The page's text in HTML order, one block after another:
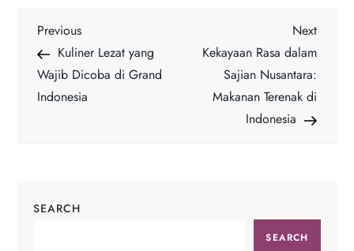
P
o
s
a
Previous
Post
Previous
Kuliner Lezat yang
Wajib Dicoba di Grand
Indonesia
Next
Post
Next
Kekayaan Rasa dalam
Sajian Nusantara:
Makanan Terenak di
Indonesia
SEARCH
SEARCH